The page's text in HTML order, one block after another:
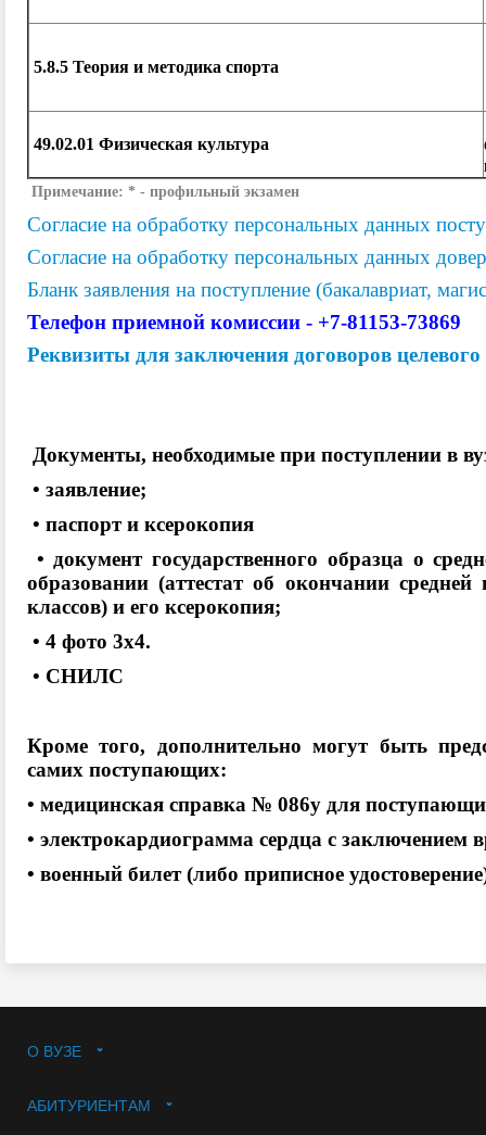
5.8.5 Теория и методика спорта
49.02.01 Физическая культура
Примечание: * - профильный экзамен
Согласие на обработку персональных данных
Согласие на обработку персональных данных
Бланк заявления на поступление (бакалавриат,
Телефон приемной комиссии - +7-81153-73869
Реквизиты для заключения договоров
Документы, необходимые при поступлении в
• заявление;
• паспорт и ксерокопия
• документ государственного образца о
образовании (аттестат об окончании
классов) и его ксерокопия;
• 4 фото 3х4.
• СНИЛС
Кроме того, дополнительно могут быть
самих поступающих:
• медицинская справка № 086у для
• электрокардиограмма сердца с заключением
• военный билет (либо приписное
О ВУЗЕ
АБИТУРИЕНТАМ